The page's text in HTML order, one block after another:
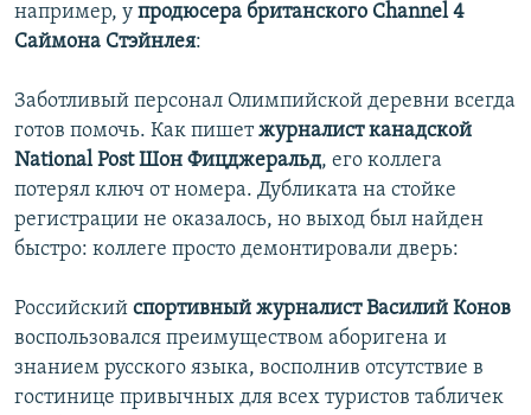
например, у продюсера британского Channel 4
Саймона Стэйнлея:
Заботливый персонал Олимпийской деревни всегда
готов помочь. Как пишетжурналист канадской
National Post Шон Фицджеральд, его коллега
потерял ключ от номера. Дубликата на стойке
регистрации не оказалось, но выход был найден
быстро: коллеге просто демонтировали дверь:
Российский спортивный журналист Василий Конов
воспользовался преимуществом аборигена и
знанием русского языка, восполнив отсутствие в
гостинице привычных для всех туристов табличек